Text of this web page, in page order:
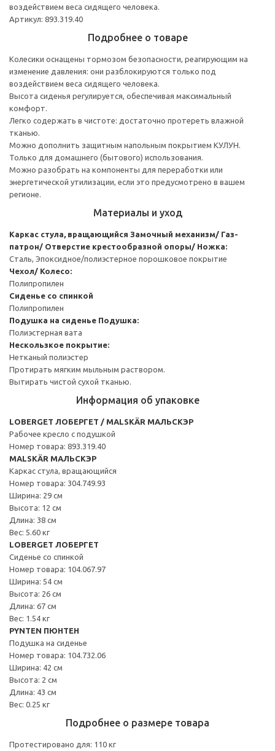
воздействием веса сидящего человека.
Артикул: 893.319.40
Подробнее о товаре
Колесики оснащены тормозом безопасности, реагирующим на
изменение давления: они разблокируются только под
воздействием веса сидящего человека.
Высота сиденья регулируется, обеспечивая максимальный
комфорт.
Легко содержать в чистоте: достаточно протереть влажной
тканью.
Можно дополнить защитным напольным покрытием КУЛУН.
Только для домашнего (бытового) использования.
Можно разобрать на компоненты для переработки или
энергетической утилизации, если это предусмотрено в вашем
регионе.
Материалы и уход
Каркас стула, вращающийся Замочный механизм/ Газ-
патрон/ Отверстие крестообразной опоры/ Ножка:
Сталь, Эпоксидное/полиэстерное порошковое покрытие
Чехол/ Колесо:
Полипропилен
Сиденье со спинкой
Полипропилен
Подушка на сиденье Подушка:
Полиэстерная вата
Нескользкое покрытие:
Нетканый полиэстер
Протирать мягким мыльным раствором.
Вытирать чистой сухой тканью.
Информация об упаковке
LOBERGET ЛОБЕРГЕТ / MALSKÄR МАЛЬСКЭР
Рабочее кресло c подушкой
Номер товара: 893.319.40
MALSKÄR МАЛЬСКЭР
Каркас стула, вращающийся
Номер товара: 304.749.93
Ширина: 29 см
Высота: 12 см
Длина: 38 см
Вес: 5.60 кг
LOBERGET ЛОБЕРГЕТ
Сиденье со спинкой
Номер товара: 104.067.97
Ширина: 54 см
Высота: 26 см
Длина: 67 см
Вес: 1.54 кг
PYNTEN ПЮНТЕН
Подушка на сиденье
Номер товара: 104.732.06
Ширина: 42 см
Высота: 2 см
Длина: 43 см
Вес: 0.25 кг
Подробнее о размере товара
Протестировано для: 110 кг